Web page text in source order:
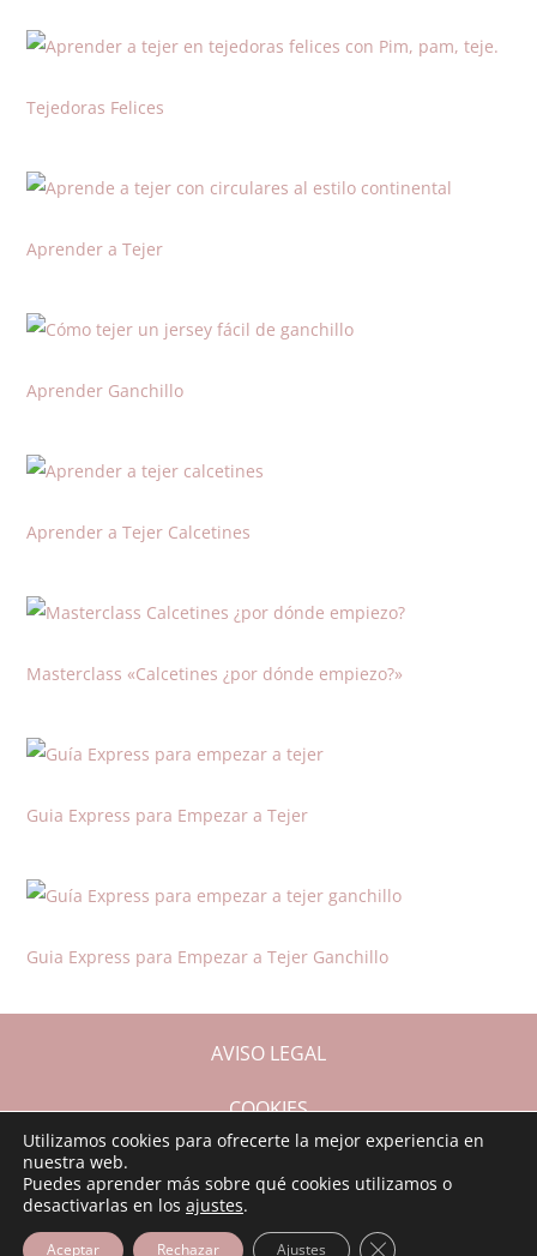
Tejedoras Felices
Aprender a Tejer
Aprender Ganchillo
Aprender a Tejer Calcetines
Masterclass «Calcetines ¿por dónde empiezo?»
Guia Express para Empezar a Tejer
Guia Express para Empezar a Tejer Ganchillo
AVISO LEGAL
COOKIES
PRIVACIDAD
Utilizamos cookies para ofrecerte la mejor experiencia en
nuestra web.
Puedes aprender más sobre qué cookies utilizamos o
desactivarlas en los ajustes.
Aceptar Rechazar Ajustes Cerrar el banner de